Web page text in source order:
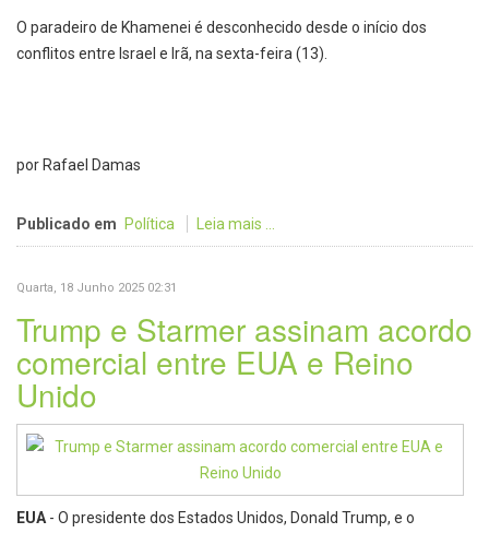
O paradeiro de Khamenei é desconhecido desde o início dos
conflitos entre Israel e Irã, na sexta-feira (13).
por Rafael Damas
Publicado em Política Leia mais ...
Quarta, 18 Junho 2025 02:31
Trump e Starmer assinam acordo
comercial entre EUA e Reino
Unido
EUA - O presidente dos Estados Unidos, Donald Trump, e o